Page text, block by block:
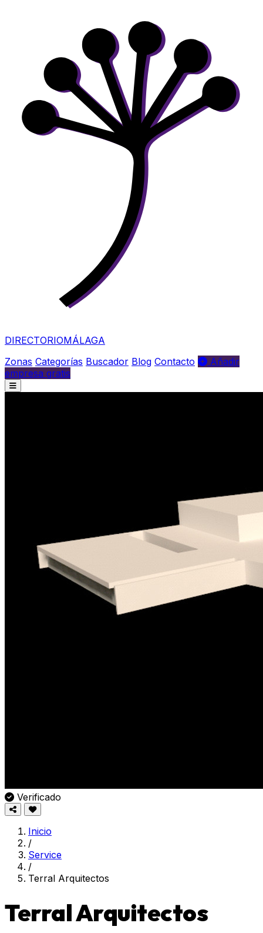
DIRECTORIOMÁLAGA
Zonas Categorías Buscador Blog Contacto
Añadir
empresa gratis
Verificado
Inicio
/
Service
/
Terral Arquitectos
Terral Arquitectos